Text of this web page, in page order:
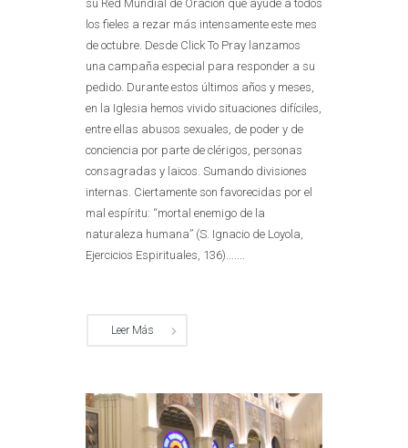
su Red Mundial de Oración que ayude a todos
los fieles a rezar más intensamente este mes
de octubre. Desde Click To Pray lanzamos
una campaña especial para responder a su
pedido. Durante estos últimos años y meses,
en la Iglesia hemos vivido situaciones difíciles,
entre ellas abusos sexuales, de poder y de
conciencia por parte de clérigos, personas
consagradas y laicos. Sumando divisiones
internas. Ciertamente son favorecidas por el
mal espíritu: “mortal enemigo de la
naturaleza humana” (S. Ignacio de Loyola,
Ejercicios Espirituales, 136).......
Leer Más